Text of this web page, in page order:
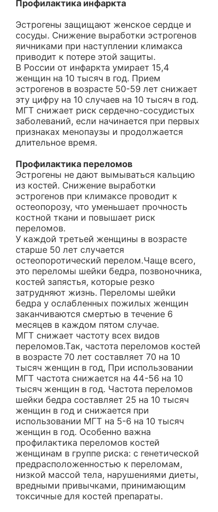
Профилактика инфаркта
Эстрогены защищают женское сердце и
сосуды. Снижение выработки эстрогенов
яичниками при наступлении климакса
приводит к потере этой защиты.
В России от инфаркта умирает 15,4
женщин на 10 тысяч в год. Прием
эстрогенов в возрасте 50-59 лет снижает
эту цифру на 10 случаев на 10 тысяч в год.
МГТ снижает риск сердечно-сосудистых
заболеваний, если начинается при первых
признаках менопаузы и продолжается
длительное время.
Профилактика переломов
Эстрогены не дают вымываться кальцию
из костей. Снижение выработки
эстрогенов при климаксе проводит к
остеопорозу, что уменьшает прочность
костной ткани и повышает риск
переломов.
У каждой третьей женщины в возрасте
старше 50 лет случается
остеопоротический перелом.Чаще всего,
это переломы шейки бедра, позвоночника,
костей запястья, которые резко
затрудняют жизнь. Переломы шейки
бедра у ослабленных пожилых женщин
заканчиваются смертью в течение 6
месяцев в каждом пятом случае.
МГТ снижает частоту всех видов
переломов.Так, частота переломов костей
в возрасте 70 лет составляет 70 на 10
тысяч женщин в год, При использовании
МГТ частота снижается на 44-56 на 10
тысяч женщин в год. Частота переломов
шейки бедра составляет 25 на 10 тысяч
женщин в год и снижается при
использовании МГТ на 5-6 на 10 тысяч
женщин в год. Особенно важна
профилактика переломов костей
женщинам в группе риска: с генетической
предрасположенностью к переломам,
низкой массой тела, нарушениями диеты,
вредными привычками, принимающим
токсичные для костей препараты.